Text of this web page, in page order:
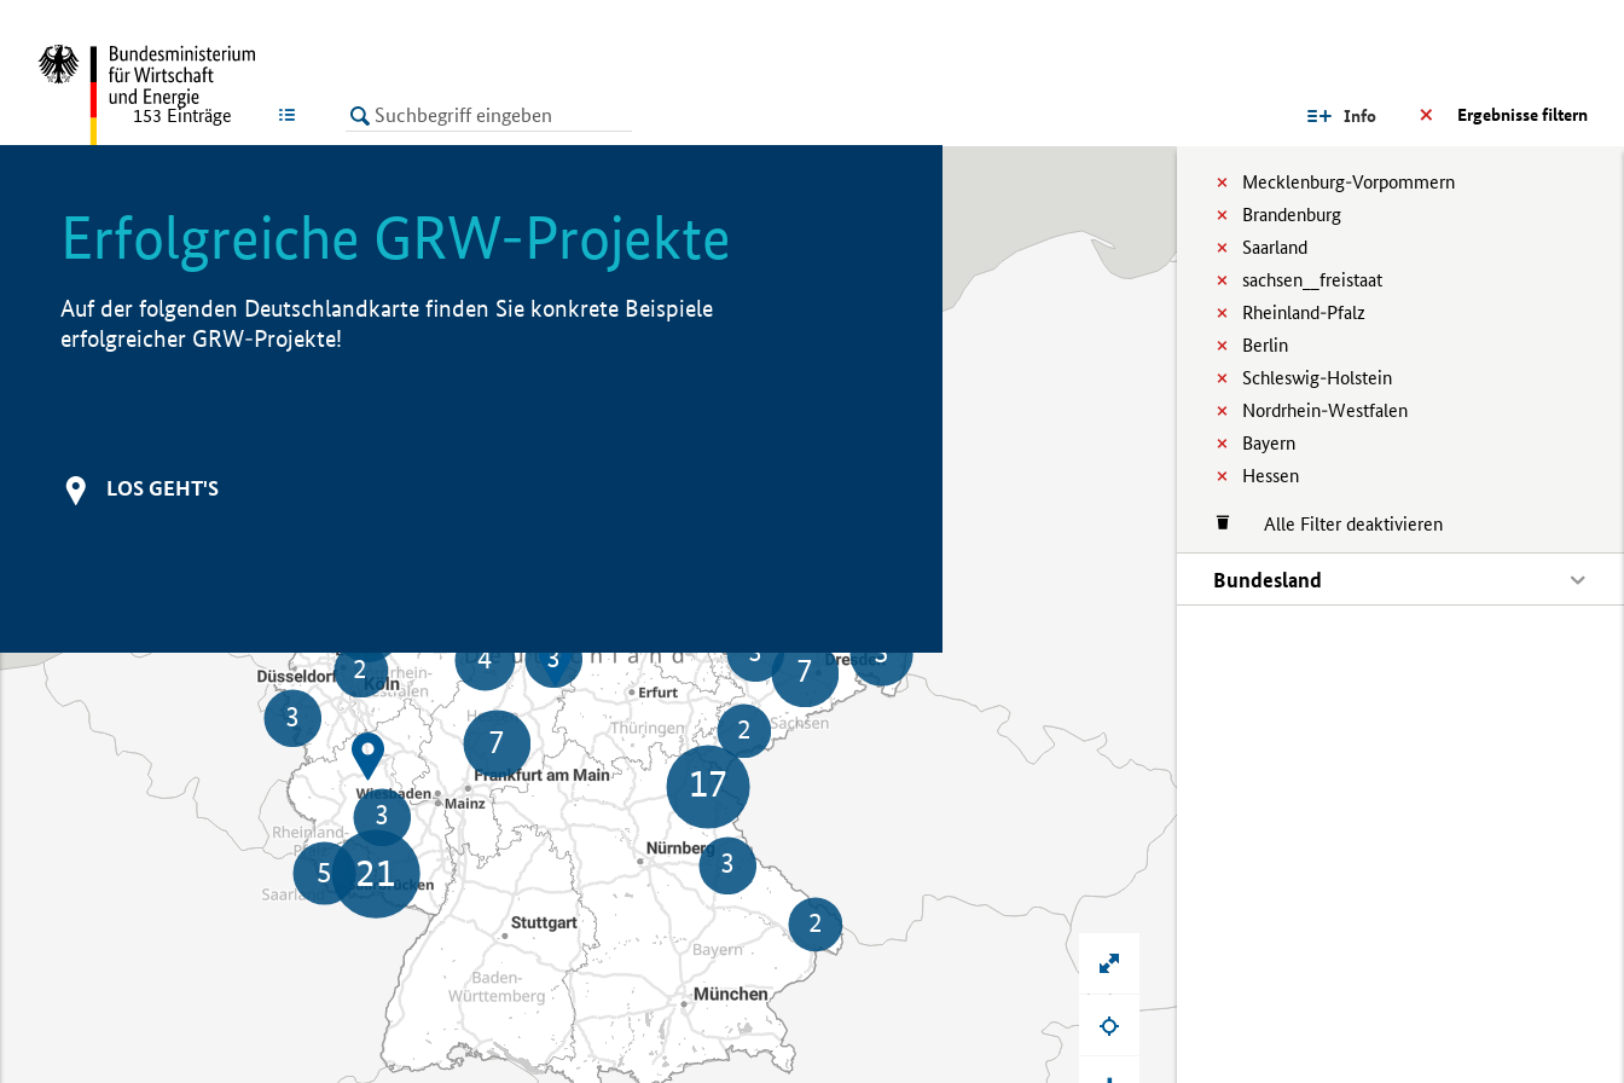
LISTE Ergebnisse filtern
Info
Mecklenburg-Vorpommern
Brandenburg
Saarland
sachsen__freistaat
Rheinland-Pfalz
Berlin
Schleswig-Holstein
Nordrhein-Westfalen
Bayern
Hessen
Alle Filter deaktivieren
Bundesland
153 Einträge
Erfolgreiche GRW-Projekte
Auf der folgenden Deutschlandkarte finden Sie konkrete Beispiele
erfolgreicher GRW-Projekte!
LOS GEHT'S